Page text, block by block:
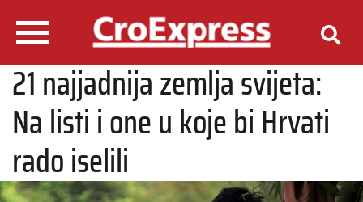
21 najjadnija zemlja svijeta:
Na listi i one u koje bi Hrvati
rado iselili